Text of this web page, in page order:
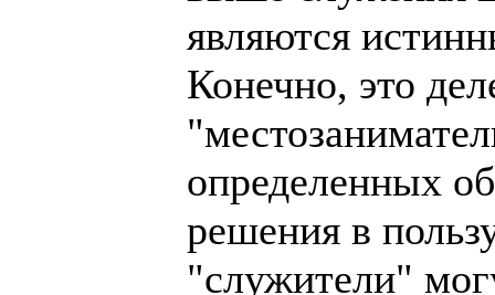
являются
Конечно, это
определенных
решения в
"служители"